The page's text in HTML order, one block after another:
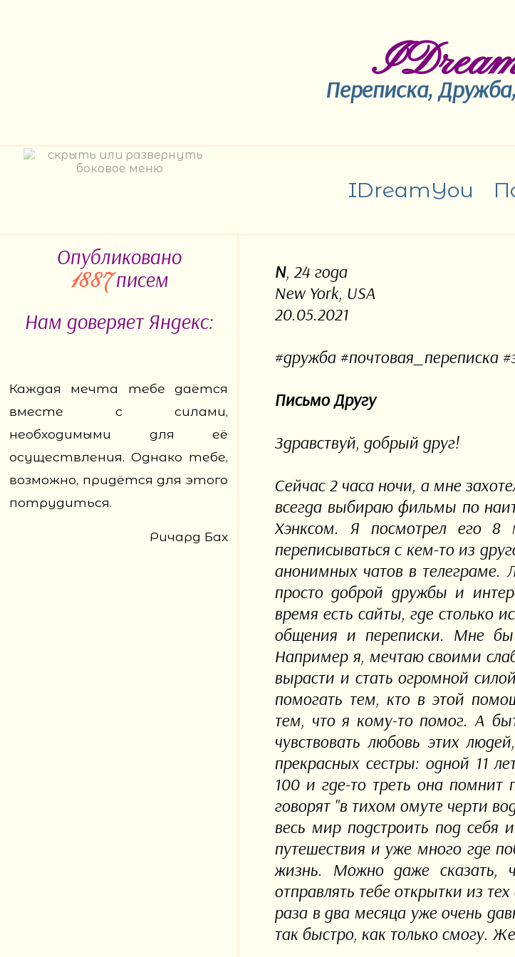
Переписка,
IDreamYou
Опубликовано
1887писем
Нам доверяет Яндекс:
Каждая мечта тебе даётся
вместе с силами,
необходимыми для её
осуществления. Однако тебе,
возможно, придётся для этого
потрудиться.
Ричард Бах
N, 24 года
New York, USA
20.05.2021
#дружба #почтовая_переписка
Письмо Другу
Здравствуй, добрый друг!
Сейчас 2 часа ночи, а мне
всегда выбираю фильмы по
Хэнксом. Я посмотрел его 8
переписываться с кем-то из
анонимных чатов в телеграме.
просто доброй дружбы и
время есть сайты, где столько
общения и переписки. Мне
Например я, мечтаю своими
вырасти и стать огромной
помогать тем, кто в этой
тем, что я кому-то помог. А
чувствовать любовь этих
прекрасных сестры: одной 11
100 и где-то треть она
говорят "в тихом омуте черти
весь мир подстроить под себя
путешествия и уже много где
жизнь. Можно даже сказать,
отправлять тебе открытки из
раза в два месяца уже очень
так быстро, как только смогу.